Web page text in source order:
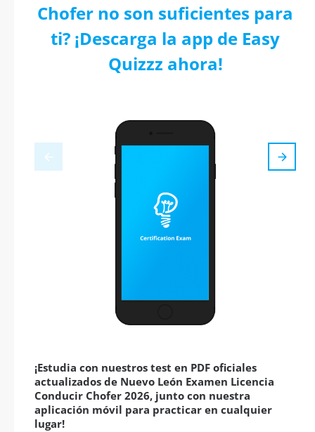
Chofer no son suficientes para
ti? ¡Descarga la app de Easy
Quizzz ahora!
¡Estudia con nuestros test en PDF oficiales
actualizados de Nuevo León Examen Licencia
Conducir Chofer 2026, junto con nuestra
aplicación móvil para practicar en cualquier
lugar!